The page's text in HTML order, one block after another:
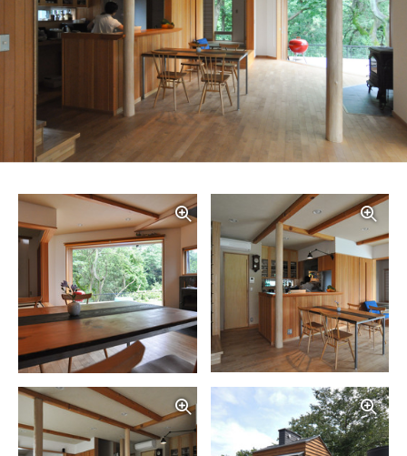
写真を拡大する
写真を拡大する